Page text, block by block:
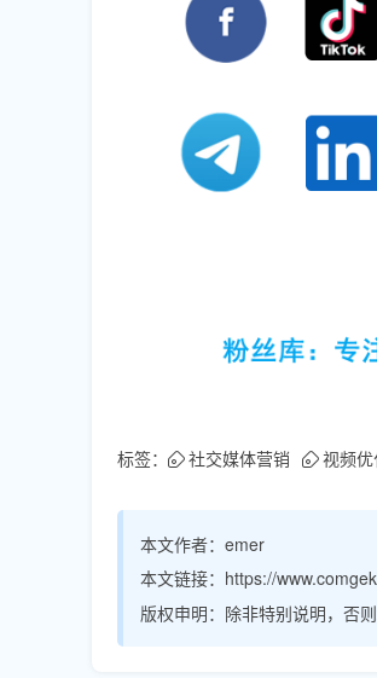
标签： 社交媒体营销 视频
本文作者： emer
本文链接： https://
版权申明： 除非特别说明，否